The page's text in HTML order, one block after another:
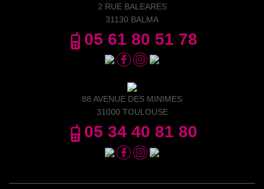
2 RUE BALEARES
31130 BALMA
05 61 80 51 78
88 AVENUE DES MINIMES
31000 TOULOUSE
05 34 40 81 80